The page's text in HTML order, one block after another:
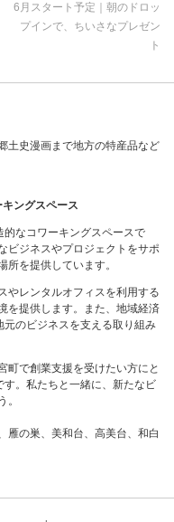
6月スタート予定｜朝のドロッ
プインで、ちいさなプレゼン
ト
土史漫画まで地方の特産品など
ングスペース
なコワーキングスペースで
ビジネスやプロジェクトをサポ
を提供しています。
やレンタルオフィスを利用する
を提供します。また、地域経済
のビジネスを支える取り組み
町で創業支援を受けたい方にと
。私たちと一緒に、新たなビ
。
雁の巣、美和台、高美台、和白